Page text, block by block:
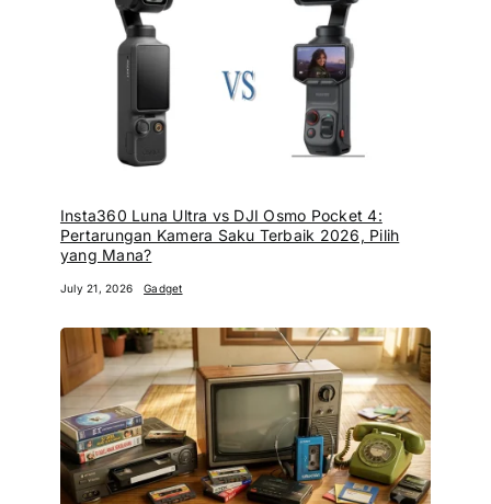
Insta360 Luna Ultra vs DJI Osmo Pocket 4:
Pertarungan Kamera Saku Terbaik 2026, Pilih
yang Mana?
July 21, 2026 Gadget